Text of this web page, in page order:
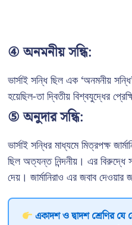
④ অনমনীয় সন্ধি:
ভার্সাই সন্ধি ছিল এক ‘অনমনীয়
হয়েছিল-তা দ্বিতীয় বিশ্বযুদ্ধের
⑤ অনুদার সন্ধি:
ভার্সাই সন্ধির মাধ্যমে মিত্রপক্ষ
ছিল অত্যন্ত নিন্দনীয়। এর বিরুদ্ধে
দেয়। জার্মানিরাও এর জবাব
একাদশ ও দ্বাদশ শ্রেণির